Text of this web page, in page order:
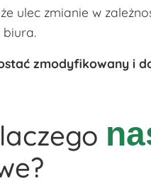
ulec zmianie w
zmodyfikowany i